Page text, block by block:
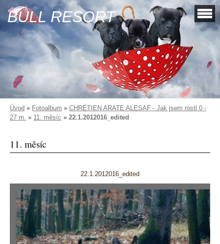
BULL RESORT
Úvod » Fotoalbum » CHRÉTIEN ARATE ALESAF - Jak jsem rostl 0 -
27 m. » 11. měsíc » 22.1.2012016_edited
11. měsíc
22.1.2012016_edited